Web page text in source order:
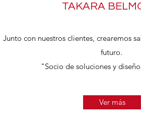
TAKARA
Junto con nuestros clientes, crearemos
futuro.
"Socio de soluciones y
Ver más